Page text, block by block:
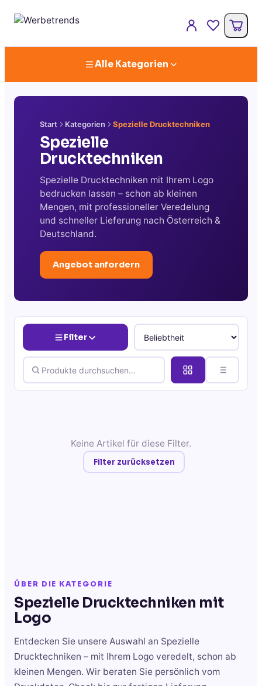
Alle Kategorien
Start Kategorien Spezielle Drucktechniken
Spezielle
Drucktechniken
Spezielle Drucktechniken mit Ihrem Logo
bedrucken lassen – schon ab kleinen
Mengen, mit professioneller Veredelung
und schneller Lieferung nach Österreich &
Deutschland.
Angebot anfordern
Filter
Keine Artikel für diese Filter.
Filter zurücksetzen
ÜBER DIE KATEGORIE
Spezielle Drucktechniken mit
Logo
Entdecken Sie unsere Auswahl an Spezielle
Drucktechniken – mit Ihrem Logo veredelt, schon ab
kleinen Mengen. Wir beraten Sie persönlich vom